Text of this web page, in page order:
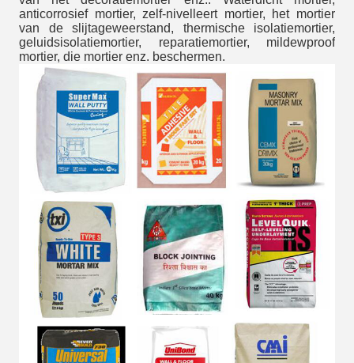
anticorrosief mortier, zelf-nivelleert mortier, het mortier
van de slijtageweerstand, thermische isolatiemortier,
geluidsisolatiemortier, reparatiemortier, mildewproof
mortier, die mortier enz. beschermen.